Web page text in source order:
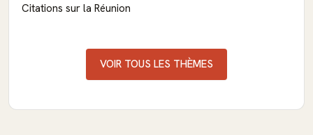
Citations sur la Réunion
VOIR TOUS LES THÈMES